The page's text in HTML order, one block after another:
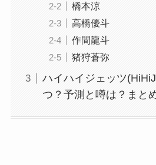
橋本涼
高橋優斗
作間龍斗
猪狩蒼弥
ハイハイジェッツ
つ？予測と噂は？まと